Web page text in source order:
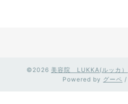
©2026 美容院 LUKKA(ルッカ）
Powered by グーペ /